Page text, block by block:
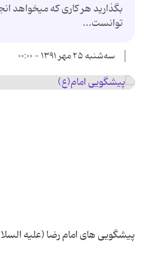
بگذارید هر کاری که می‏خواهد
توانست...
سه‌شنبه ۲۵ مهر ۱۳۹۱ - ۰۰:۰۰